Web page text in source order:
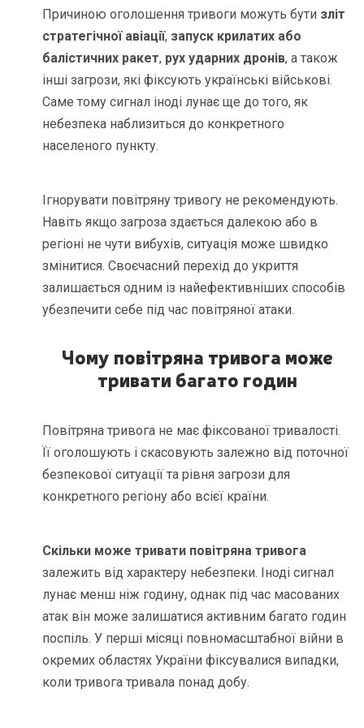
Причиною оголошення тривоги можуть бути зліт
стратегічної авіації, запуск крилатих або
балістичних ракет, рух ударних дронів, а також
інші загрози, які фіксують українські військові.
Саме тому сигнал іноді лунає ще до того, як
небезпека наблизиться до конкретного
населеного пункту.
Ігнорувати повітряну тривогу не рекомендують.
Навіть якщо загроза здається далекою або в
регіоні не чути вибухів, ситуація може швидко
змінитися. Своєчасний перехід до укриття
залишається одним із найефективніших способів
убезпечити себе під час повітряної атаки.
Чому повітряна тривога може
тривати багато годин
Повітряна тривога не має фіксованої тривалості.
Її оголошують і скасовують залежно від поточної
безпекової ситуації та рівня загрози для
конкретного регіону або всієї країни.
Скільки може тривати повітряна тривога
залежить від характеру небезпеки. Іноді сигнал
лунає менш ніж годину, однак під час масованих
атак він може залишатися активним багато годин
поспіль. У перші місяці повномасштабної війни в
окремих областях України фіксувалися випадки,
коли тривога тривала понад добу.